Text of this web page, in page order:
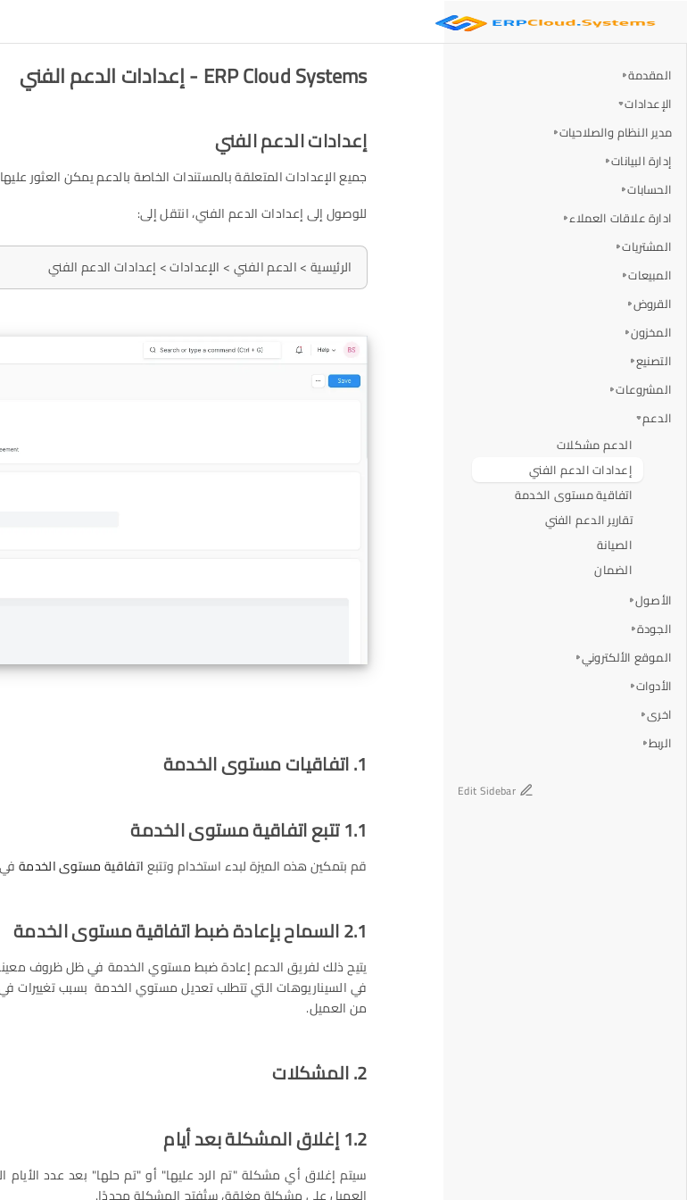
المقدمة
الإعدادات
مدير النظام والصلاحيات
إدارة البيانات
الحسابات
ادارة علاقات العملاء
المشتريات
المبيعات
القروض
المخزون
التصنيع
المشروعات
الدعم
الدعم مشكلات
إعدادات الدعم الفني
اتفاقية مستوى الخدمة
تقارير الدعم الفني
الصيانة
الضمان
الأصول
الجودة
الموقع الألكتروني
الأدوات
اخرى
الربط
Edit Sidebar
ERP Cloud Systems - إعدادات الدعم الفني
إعدادات الدعم الفني
جميع الإعدادات المتعلقة بالمستندات الخاصة بالدعم يمكن العثور
للوصول إلى إعدادات الدعم الفني، انتقل إلى:
الرئيسية > الدعم الفني > الإعدادات > إعدادات الدعم الفني
1. اتفاقيات مستوى الخدمة
1.1 تتبع اتفاقية مستوى الخدمة
قم بتمكين هذه الميزة لبدء استخدام وتتبعاتفاقية مستوى الخدمة
2.1 السماح بإعادة ضبط اتفاقية مستوى الخدمة
يتيح ذلك لفريق الدعم إعادة ضبط مستوي الخدمة في ظل ظروف
في السيناريوهات التي تتطلب تعديل مستوي الخدمة بسبب تغييرات
من العميل.
2. المشكلات
1.2 إغلاق المشكلة بعد أيام
سيتم إغلاق أي مشكلة "تم الرد عليها" أو "تم حلها" بعد عدد
العميل على مشكلة مغلقة، ستُفتح المشكلة مجددًا.